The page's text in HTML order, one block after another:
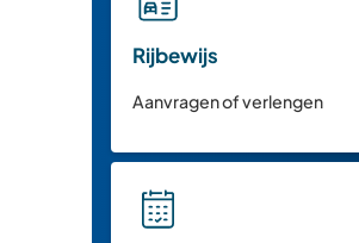
Rijbewijs
Aanvragen of verlengen